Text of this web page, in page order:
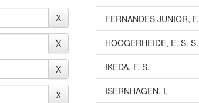
FERNANDES JUNIOR, F.
HOOGERHEIDE, E. S. S.
IKEDA, F. S.
ISERNHAGEN, I.